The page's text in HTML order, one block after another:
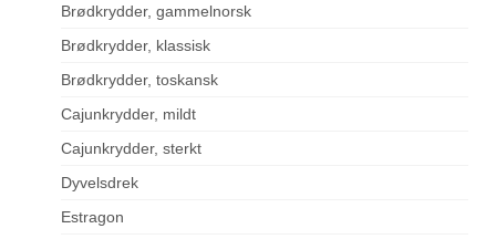
Brødkrydder, gammelnorsk
Brødkrydder, klassisk
Brødkrydder, toskansk
Cajunkrydder, mildt
Cajunkrydder, sterkt
Dyvelsdrek
Estragon